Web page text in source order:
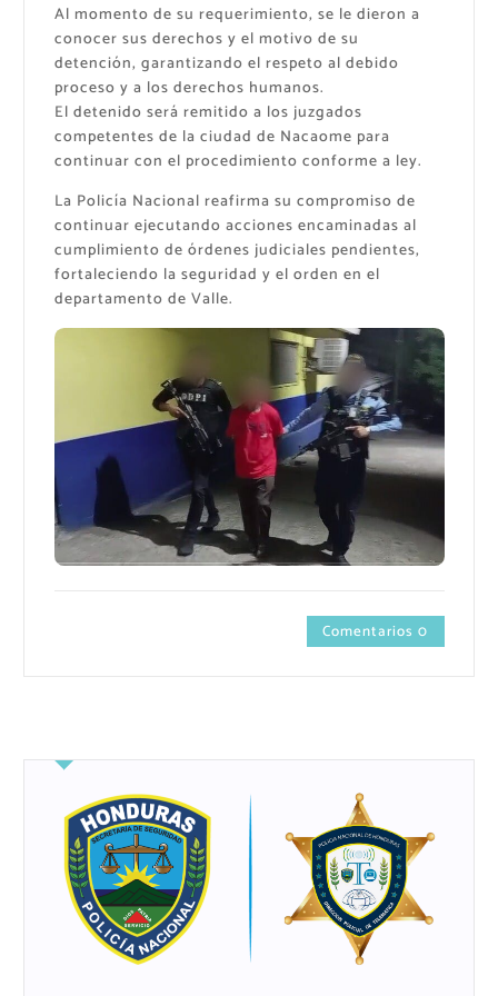
Al momento de su requerimiento, se le dieron a
conocer sus derechos y el motivo de su
detención, garantizando el respeto al debido
proceso y a los derechos humanos.
El detenido será remitido a los juzgados
competentes de la ciudad de Nacaome para
continuar con el procedimiento conforme a ley.
La Policía Nacional reafirma su compromiso de
continuar ejecutando acciones encaminadas al
cumplimiento de órdenes judiciales pendientes,
fortaleciendo la seguridad y el orden en el
departamento de Valle.
Comentarios 0